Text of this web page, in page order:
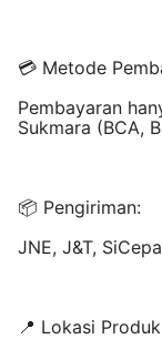
💳 Metode
Pembayaran
Sukmara (BCA,
📦 Pengiriman:
JNE, J&T,
📍 Lokasi